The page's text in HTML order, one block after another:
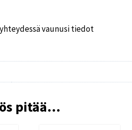
vaunusi tiedot
pitää...